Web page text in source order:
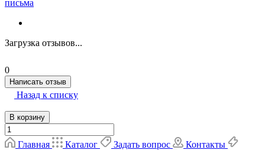
письма
Загрузка отзывов...
0
Написать отзыв
Назад к списку
В корзину
Главная Каталог Задать вопрос
Контакты